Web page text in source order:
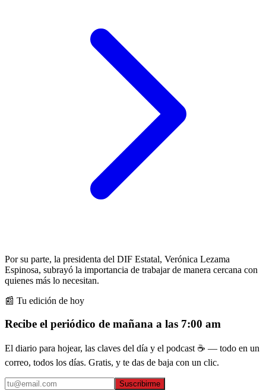
Por su parte, la presidenta del DIF Estatal, Verónica Lezama
Espinosa, subrayó la importancia de trabajar de manera cercana con
quienes más lo necesitan.
📰 Tu edición de hoy
Recibe el periódico de mañana a las 7:00 am
El diario para hojear, las claves del día y el podcast ☕ — todo en un
correo, todos los días. Gratis, y te das de baja con un clic.
Suscribirme